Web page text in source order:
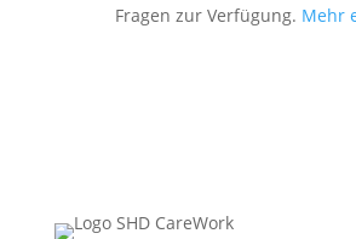
Fragen zur Verfügung. Mehr